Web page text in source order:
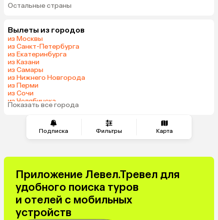
Подписка Фильтры Карта
ОАЭ
Армения
Казахстан
Узбекистан
Катар
Гонконг
Венгрия
Остальные страны
Вылеты из городов
из Москвы
из Санкт-Петербурга
из Екатеринбурга
из Казани
из Самары
из Нижнего Новгорода
из Перми
из Сочи
из Челябинска
из Омска
Показать все города
Приложение Левел.Тревел для
удобного поиска туров
и отелей с мобильных
устройств